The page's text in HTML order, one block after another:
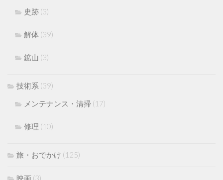
史跡 (3)
解体 (39)
鉱山 (3)
技術系 (39)
メンテナンス・清掃 (17)
修理 (10)
旅・おでかけ (125)
映画 (3)